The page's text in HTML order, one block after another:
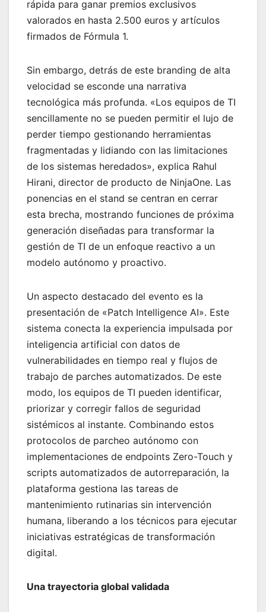
rápida para ganar premios exclusivos
valorados en hasta 2.500 euros y artículos
firmados de Fórmula 1.
Sin embargo, detrás de este branding de alta
velocidad se esconde una narrativa
tecnológica más profunda. «Los equipos de TI
sencillamente no se pueden permitir el lujo de
perder tiempo gestionando herramientas
fragmentadas y lidiando con las limitaciones
de los sistemas heredados», explica Rahul
Hirani, director de producto de NinjaOne. Las
ponencias en el stand se centran en cerrar
esta brecha, mostrando funciones de próxima
generación diseñadas para transformar la
gestión de TI de un enfoque reactivo a un
modelo autónomo y proactivo.
Un aspecto destacado del evento es la
presentación de «Patch Intelligence AI». Este
sistema conecta la experiencia impulsada por
inteligencia artificial con datos de
vulnerabilidades en tiempo real y flujos de
trabajo de parches automatizados. De este
modo, los equipos de TI pueden identificar,
priorizar y corregir fallos de seguridad
sistémicos al instante. Combinando estos
protocolos de parcheo autónomo con
implementaciones de endpoints Zero-Touch y
scripts automatizados de autorreparación, la
plataforma gestiona las tareas de
mantenimiento rutinarias sin intervención
humana, liberando a los técnicos para ejecutar
iniciativas estratégicas de transformación
digital.
Una trayectoria global validada